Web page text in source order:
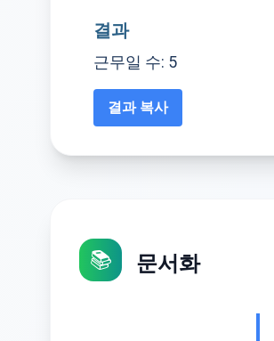
결과
근무일 수: 5
결과 복사
📚 문서화